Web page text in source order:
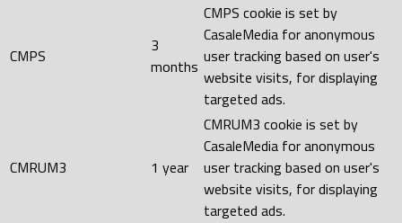
CMPS
3
months
CMPS cookie is set by
CasaleMedia for anonymous
user tracking based on user's
website visits, for displaying
targeted ads.
CMRUM3 1 year
CMRUM3 cookie is set by
CasaleMedia for anonymous
user tracking based on user's
website visits, for displaying
targeted ads.